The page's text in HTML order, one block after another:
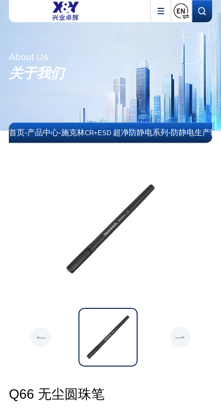
About Us
关于我们
首页-产品中心-施克林CR+ESD超净防静电系列-防静电生产辅
Q66 无尘圆珠笔